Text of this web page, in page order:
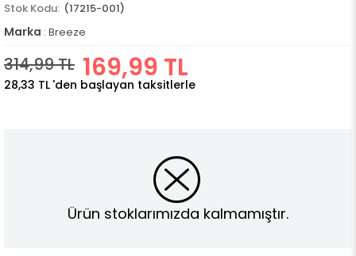
(17215-001)
Marka : Breeze
314,99 TL 169,99 TL
28,33 TL 'den başlayan taksitlerle
Ürün stoklarımızda kalmamıştır.